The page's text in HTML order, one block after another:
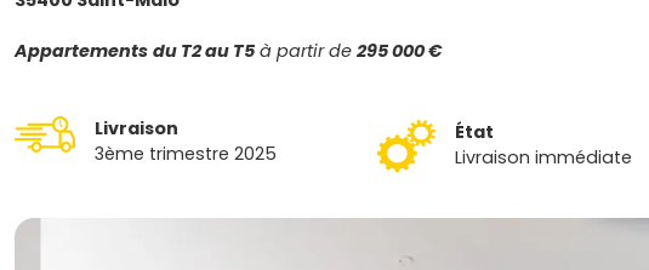
Appartements du T2 au T5 à partir de 295 000 €
Livraison
3ème trimestre 2025
État
Livraison immédiate